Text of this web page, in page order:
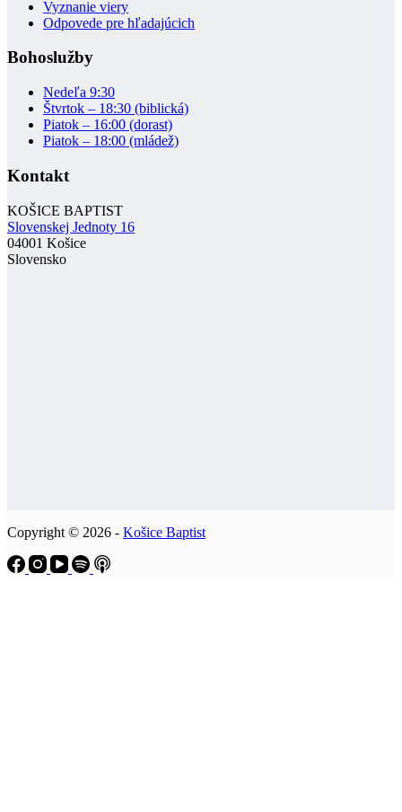
Vyznanie viery
Odpovede pre hľadajúcich
Bohoslužby
Nedeľa 9:30
Štvrtok – 18:30 (biblická)
Piatok – 16:00 (dorast)
Piatok – 18:00 (mládež)
Kontakt
KOŠICE BAPTIST
Slovenskej Jednoty 16
04001 Košice
Slovensko
Copyright © 2026 - Košice Baptist